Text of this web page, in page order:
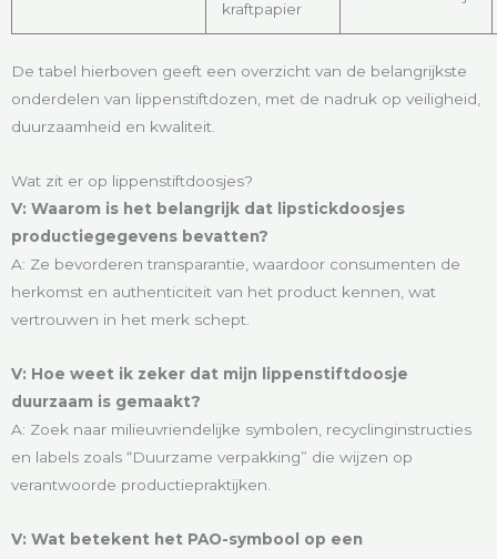
kraftpapier
De tabel hierboven geeft een overzicht van de belangrijkste
onderdelen van lippenstiftdozen, met de nadruk op veiligheid,
duurzaamheid en kwaliteit.
Wat zit er op lippenstiftdoosjes?
V: Waarom is het belangrijk dat lipstickdoosjes
productiegegevens bevatten?
A: Ze bevorderen transparantie, waardoor consumenten de
herkomst en authenticiteit van het product kennen, wat
vertrouwen in het merk schept.
V: Hoe weet ik zeker dat mijn lippenstiftdoosje
duurzaam is gemaakt?
A: Zoek naar milieuvriendelijke symbolen, recyclinginstructies
en labels zoals “Duurzame verpakking” die wijzen op
verantwoorde productiepraktijken.
V: Wat betekent het PAO-symbool op een